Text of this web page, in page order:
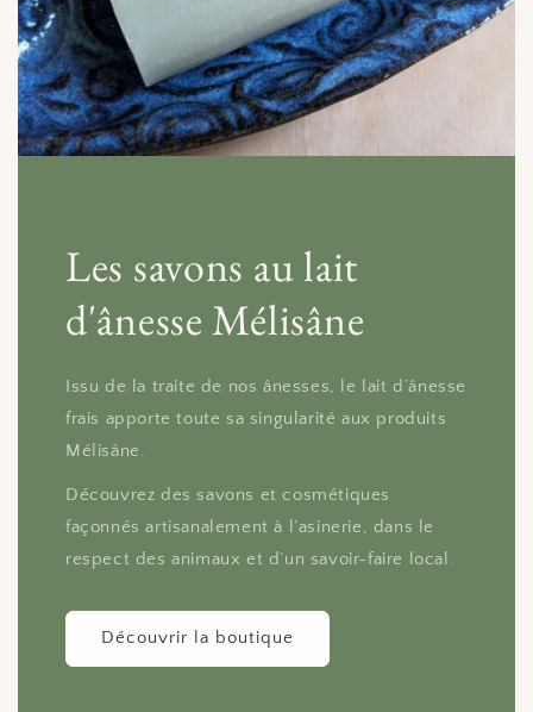
Les savons au lait
d'ânesse Mélisâne
Issu de la traite de nos ânesses, le lait d’ânesse
frais apporte toute sa singularité aux produits
Mélisâne.
Découvrez des savons et cosmétiques
façonnés artisanalement à l’asinerie, dans le
respect des animaux et d’un savoir-faire local.
Découvrir la boutique